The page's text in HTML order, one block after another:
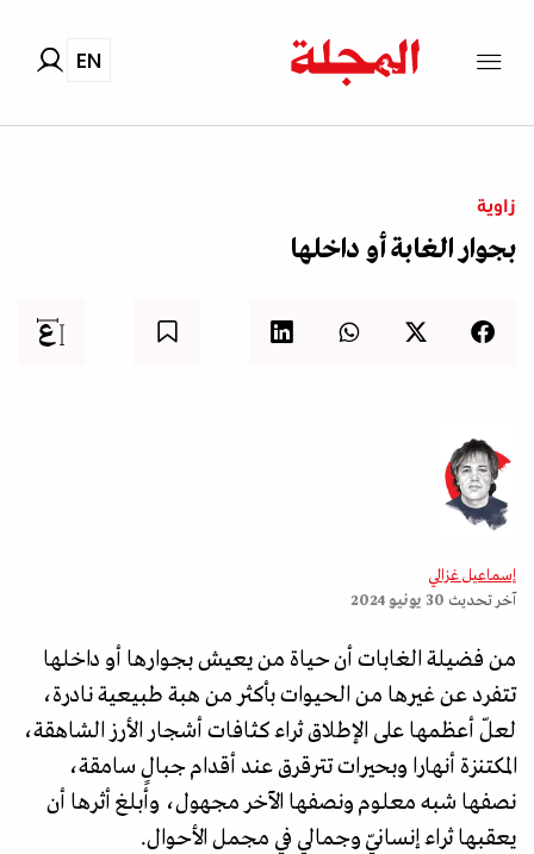
EN
زاوية
بجوار الغابة أو داخلها
إسماعيل غزالي
آخر تحديث 30 يونيو 2024
من فضيلة الغابات أن حياة من يعيش بجوارها أو داخلها
تتفرد عن غيرها من الحيوات بأكثر من هبة طبيعية نادرة،
لعلّ أعظمها على الإطلاق ثراء كثافات أشجار الأرز الشاهقة،
المكتنزة أنهارا وبحيرات تترقرق عند أقدام جبالٍ سامقة،
نصفها شبه معلوم ونصفها الآخر مجهول، وأبلغ أثرها أن
يعقبها ثراء إنسانيّ وجمالي في مجمل الأحوال.